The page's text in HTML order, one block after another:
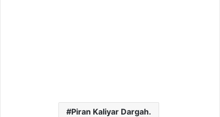
Piran Kaliyar Dargah.